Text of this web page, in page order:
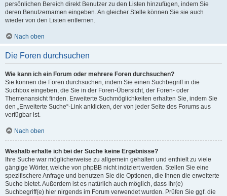
persönlichen Bereich direkt Benutzer zu den Listen hinzufügen, indem Sie
deren Benutzernamen eingeben. An gleicher Stelle können Sie sie auch
wieder von den Listen entfernen.
Nach oben
Die Foren durchsuchen
Wie kann ich ein Forum oder mehrere Foren durchsuchen?
Sie können die Foren durchsuchen, indem Sie einen Suchbegriff in die
Suchbox eingeben, die Sie in der Foren-Übersicht, der Foren- oder
Themenansicht finden. Erweiterte Suchmöglichkeiten erhalten Sie, indem Sie
den „Erweiterte Suche“-Link anklicken, der von jeder Seite des Forums aus
verfügbar ist.
Nach oben
Weshalb erhalte ich bei der Suche keine Ergebnisse?
Ihre Suche war möglicherweise zu allgemein gehalten und enthielt zu viele
gängige Wörter, welche von phpBB nicht indiziert werden. Stellen Sie eine
spezifischere Anfrage und benutzen Sie die Optionen, die Ihnen die erweiterte
Suche bietet. Außerdem ist es natürlich auch möglich, dass Ihr(e)
Suchbegriff(e) hier nirgends im Forum verwendet wurden. Prüfen Sie ggf. die